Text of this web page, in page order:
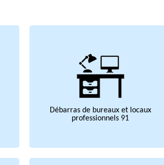
Débarras de bureaux et locaux
professionnels 91